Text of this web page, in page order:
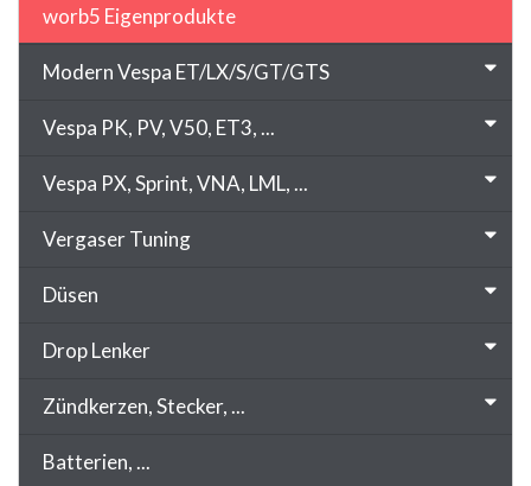
worb5 Eigenprodukte
Modern Vespa ET/LX/S/GT/GTS
Vespa PK, PV, V50, ET3, ...
Vespa PX, Sprint, VNA, LML, ...
Vergaser Tuning
Düsen
Drop Lenker
Zündkerzen, Stecker, ...
Batterien, ...